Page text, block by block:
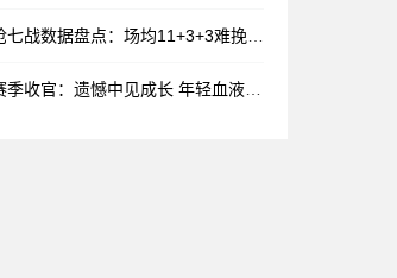
战数据盘点：场均11+3+3难挽活塞败局
收官：遗憾中见成长 年轻血液让未来可期